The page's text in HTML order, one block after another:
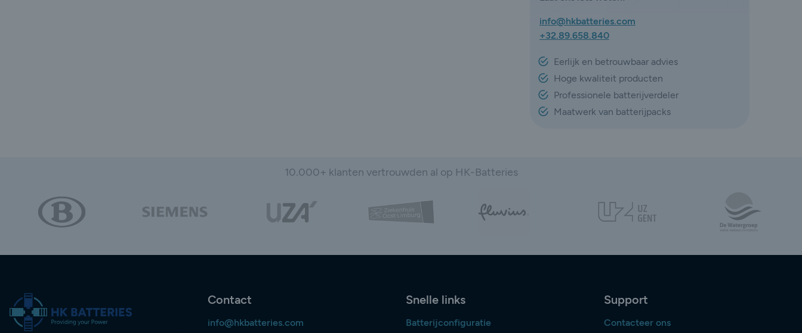
info@hkbatteries.com
+32.89.658.840
Eerlijk en betrouwbaar advies
Hoge kwaliteit producten
Professionele batterijverdeler
Maatwerk van batterijpacks
10.000+ klanten vertrouwden al op HK-Batteries
Contact
info@hkbatteries.com
Snelle links
Batterijconfiguratie
Support
Contacteer ons